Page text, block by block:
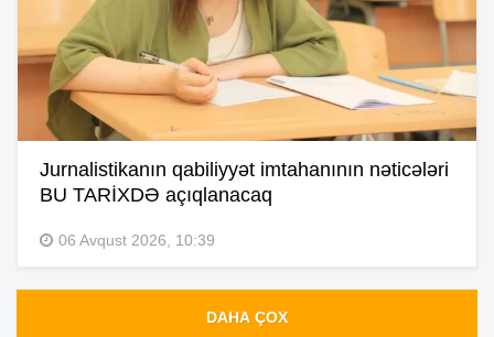
Jurnalistikanın qabiliyyət imtahanının nəticələri
BU TARİXDƏ açıqlanacaq
06 Avqust 2026, 10:39
DAHA ÇOX